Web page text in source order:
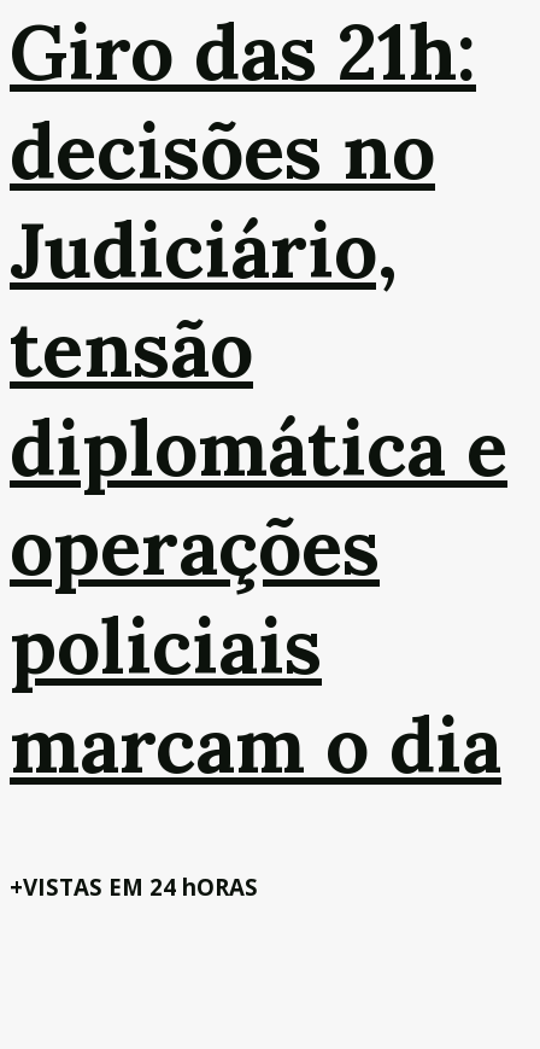
Giro das 21h:
decisões no
Judiciário,
tensão
diplomática e
operações
policiais
marcam o dia
+VISTAS EM 24 hORAS